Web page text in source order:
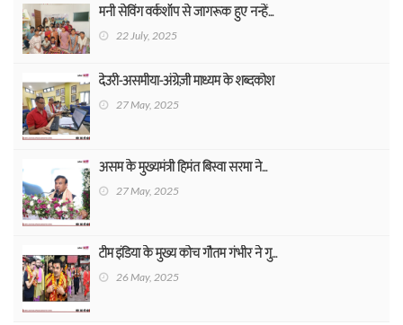
मनी सेविंग वर्कशॉप से जागरूक हुए नन्हें...
22 July, 2025
देउरी-असमीया-अंग्रेज़ी माध्यम के शब्दकोश
27 May, 2025
असम के मुख्यमंत्री हिमंत बिस्वा सरमा ने...
27 May, 2025
टीम इंडिया के मुख्य कोच गौतम गंभीर ने गु...
26 May, 2025